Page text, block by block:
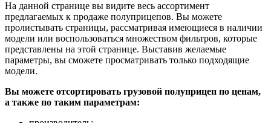
На данной странице вы видите весь ассортимент
предлагаемых к продаже полуприцепов. Вы можете
пролистывать страницы, рассматривая имеющиеся в наличии
модели или воспользоваться множеством фильтров, которые
представлены на этой странице. Выставив желаемые
параметры, вы сможете просматривать только подходящие
модели.
Вы можете отсортировать грузовой полуприцеп по ценам,
а также по таким параметрам: